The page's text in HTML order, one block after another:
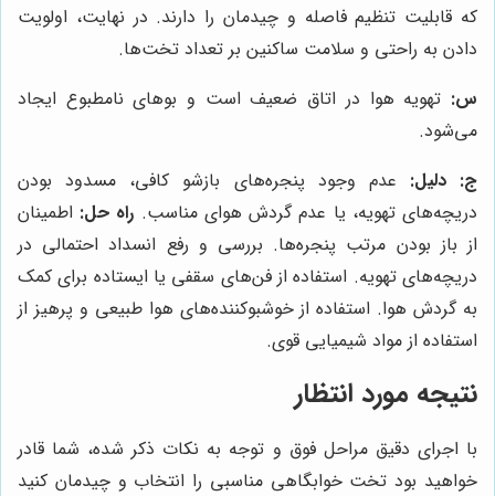
که قابلیت تنظیم فاصله و چیدمان را دارند. در نهایت، اولویت
دادن به راحتی و سلامت ساکنین بر تعداد تخت‌ها.
س: تهویه هوا در اتاق ضعیف است و بوهای نامطبوع ایجاد
می‌شود.
ج: دلیل: عدم وجود پنجره‌های بازشو کافی، مسدود بودن
دریچه‌های تهویه، یا عدم گردش هوای مناسب. راه حل: اطمینان
از باز بودن مرتب پنجره‌ها. بررسی و رفع انسداد احتمالی در
دریچه‌های تهویه. استفاده از فن‌های سقفی یا ایستاده برای کمک
به گردش هوا. استفاده از خوشبوکننده‌های هوا طبیعی و پرهیز از
استفاده از مواد شیمیایی قوی.
نتیجه مورد انتظار
با اجرای دقیق مراحل فوق و توجه به نکات ذکر شده، شما قادر
خواهید بود تخت خوابگاهی مناسبی را انتخاب و چیدمان کنید